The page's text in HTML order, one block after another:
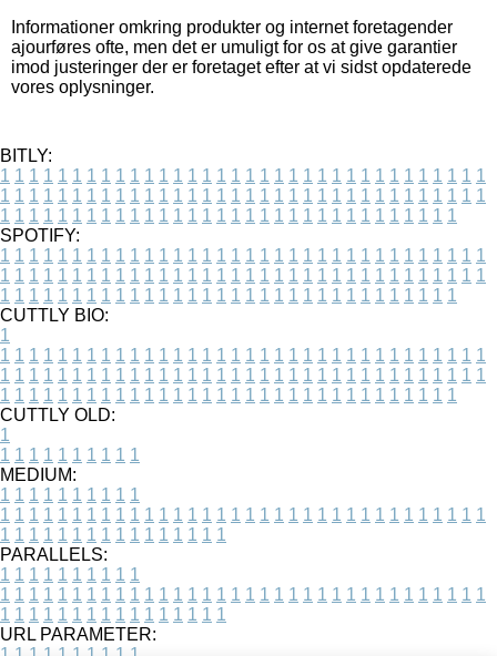
Informationer omkring produkter og internet foretagender
ajourføres ofte, men det er umuligt for os at give garantier
imod justeringer der er foretaget efter at vi sidst opdaterede
vores oplysninger.
BITLY:
1 1 1 1 1 1 1 1 1 1 1 1 1 1 1 1 1 1 1 1 1 1 1 1 1 1 1 1 1 1 1 1 1 1
1 1 1 1 1 1 1 1 1 1 1 1 1 1 1 1 1 1 1 1 1 1 1 1 1 1 1 1 1 1 1 1 1 1
1 1 1 1 1 1 1 1 1 1 1 1 1 1 1 1 1 1 1 1 1 1 1 1 1 1 1 1 1 1 1 1
SPOTIFY:
1 1 1 1 1 1 1 1 1 1 1 1 1 1 1 1 1 1 1 1 1 1 1 1 1 1 1 1 1 1 1 1 1 1
1 1 1 1 1 1 1 1 1 1 1 1 1 1 1 1 1 1 1 1 1 1 1 1 1 1 1 1 1 1 1 1 1 1
1 1 1 1 1 1 1 1 1 1 1 1 1 1 1 1 1 1 1 1 1 1 1 1 1 1 1 1 1 1 1 1
CUTTLY BIO:
1
1 1 1 1 1 1 1 1 1 1 1 1 1 1 1 1 1 1 1 1 1 1 1 1 1 1 1 1 1 1 1 1 1 1
1 1 1 1 1 1 1 1 1 1 1 1 1 1 1 1 1 1 1 1 1 1 1 1 1 1 1 1 1 1 1 1 1 1
1 1 1 1 1 1 1 1 1 1 1 1 1 1 1 1 1 1 1 1 1 1 1 1 1 1 1 1 1 1 1 1
CUTTLY OLD:
1
1 1 1 1 1 1 1 1 1 1
MEDIUM:
1 1 1 1 1 1 1 1 1 1
1 1 1 1 1 1 1 1 1 1 1 1 1 1 1 1 1 1 1 1 1 1 1 1 1 1 1 1 1 1 1 1 1 1
1 1 1 1 1 1 1 1 1 1 1 1 1 1 1 1
PARALLELS:
1 1 1 1 1 1 1 1 1 1
1 1 1 1 1 1 1 1 1 1 1 1 1 1 1 1 1 1 1 1 1 1 1 1 1 1 1 1 1 1 1 1 1 1
1 1 1 1 1 1 1 1 1 1 1 1 1 1 1 1
URL PARAMETER: